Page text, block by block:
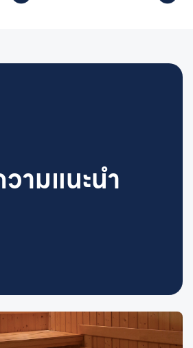
ามแนะนำ